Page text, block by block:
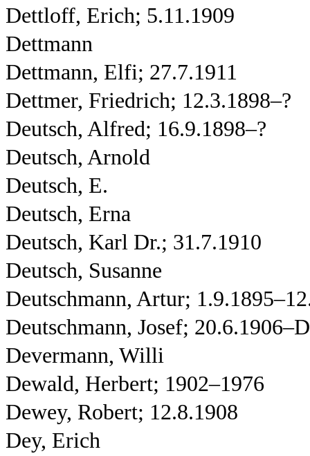
Dettloff, Erich; 5.11.1909
Dettmann
Dettmann, Elfi; 27.7.1911
Dettmer, Friedrich; 12.3.1898–?
Deutsch, Alfred; 16.9.1898–?
Deutsch, Arnold
Deutsch, E.
Deutsch, Erna
Deutsch, Karl Dr.; 31.7.1910
Deutsch, Susanne
Deutschmann, Artur;
Deutschmann, Josef;
Devermann, Willi
Dewald, Herbert; 1902–1976
Dewey, Robert; 12.8.1908
Dey, Erich